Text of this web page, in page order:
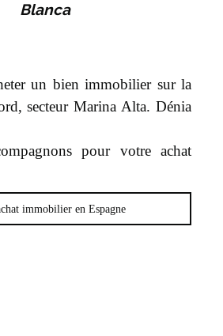
Blanca
un bien immobilier sur la
secteur Marina Alta. Dénia
pour votre achat
immobilier en Espagne